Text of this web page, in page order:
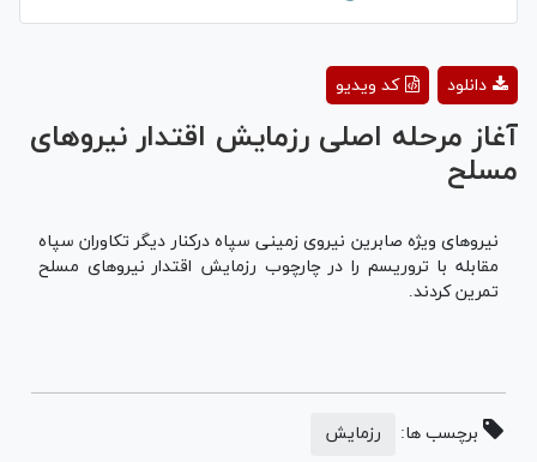
Video
کد ویدیو دانلود
آغاز مرحله اصلی رزمایش اقتدار نیرو‌های
مسلح
نیرو‌های ویژه صابرین نیروی زمینی سپاه درکنار دیگر تکاوران سپاه
مقابله با تروریسم را در چارچوب رزمایش اقتدار نیرو‌های مسلح
تمرین کردند.
برچسب ها: رزمایش